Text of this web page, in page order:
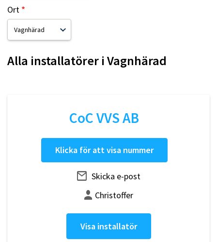
Ort
Alla installatörer i Vagnhärad
CoC VVS AB
Klicka för att visa nummer
Skicka e-post
Christoffer
Visa installatör